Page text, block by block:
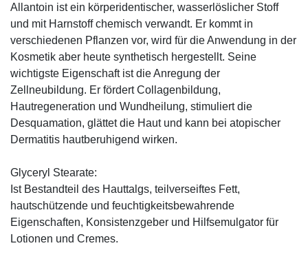
Allantoin ist ein körperidentischer, wasserlöslicher Stoff
und mit Harnstoff chemisch verwandt. Er kommt in
verschiedenen Pflanzen vor, wird für die Anwendung in der
Kosmetik aber heute synthetisch hergestellt. Seine
wichtigste Eigenschaft ist die Anregung der
Zellneubildung. Er fördert Collagenbildung,
Hautregeneration und Wundheilung, stimuliert die
Desquamation, glättet die Haut und kann bei atopischer
Dermatitis hautberuhigend wirken.
Glyceryl Stearate:
Ist Bestandteil des Hauttalgs, teilverseiftes Fett,
hautschützende und feuchtigkeitsbewahrende
Eigenschaften, Konsistenzgeber und Hilfsemulgator für
Lotionen und Cremes.